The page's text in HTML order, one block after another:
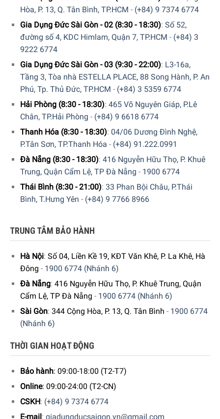
Hòa, P. 13, Q. Tân Bình, TP.HCM - (+84) 9 7374 6774
Gia Dụng Đức Sài Gòn - 02 (8:30 - 18:30): Số 52,
đường số 4, KDC Himlam, Quận 7, TP.HCM - (+84) 3
9222 6774
Gia Dụng Đức Sài Gòn - 03 (9:30 - 22:00): L3-16a,
Tầng 3, Tòa nhà ESTELLA PLACE, 88 Song Hành, P. An
Phú, Tp. Thủ Đức, TP.HCM - (+84) 3 5359 6774
Hải Phòng (8:30 - 18:30): 465 Võ Nguyên Giáp, P.Lê
Chân, TP.Hải Phòng - (+84) 9 6618 6774
Thanh Hóa (8:30 - 18:30): 04/06 Dương Đình Nghệ,
P.Tân Sơn, TP.Thanh Hóa - (+84) 91.222.0991
Đà Nẵng (8:30 - 18:30): 416 Nguyễn Hữu Thọ, P. Khuê
Trung, Quận Cẩm Lệ, TP Đà Nẵng - 1900 6774
Thái Bình (8:30 - 21:00): 33 Phan Bội Châu, P.Thái
Bình, T.Hưng Yên - (+84) 9 7766 8966
TRUNG TÂM BẢO HÀNH
Hà Nội: Số 04, Liền Kề 19, KĐT Văn Khê, P. La Khê, Hà
Đông - 1900 6774 (Nhánh 6)
Đà Nẵng: 416 Nguyễn Hữu Thọ, P. Khuê Trung, Quận
Cẩm Lệ, TP Đà Nẵng - 1900 6774 (Nhánh 6)
Sài Gòn: 344 Cộng Hòa, P. 13, Q. Tân Bình - 1900 6774
(Nhánh 6)
THỜI GIAN HOẠT ĐỘNG
Bảo hành: 09:00-18:00 (T2-T7)
Online: 09:00-24:00 (T2-CN)
CSKH: (+84) 9 7374 6774
E-mail : giadungducsaigon.vn@gmail.com